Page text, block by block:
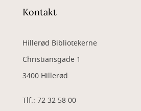
Kontakt
Hillerød Bibliotekerne
Christiansgade 1
3400 Hillerød
Tlf.: 72 32 58 00